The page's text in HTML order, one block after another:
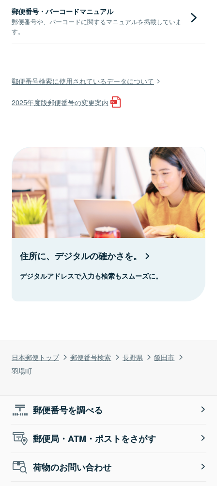
日本郵便トップ 郵便番号検索 長野県
飯田市
羽場町
郵便番号・バーコードマニュアル
郵便番号や、バーコードに関するマニュアルを掲載していま
す。
郵便番号検索に使用されているデータについて
2025年度版郵便番号の変更案内
住所に、デジタルの確かさを。
デジタルアドレスで入力も検索もスムーズに。
郵便番号を調べる
郵便局・ATM・ポストをさがす
荷物のお問い合わせ